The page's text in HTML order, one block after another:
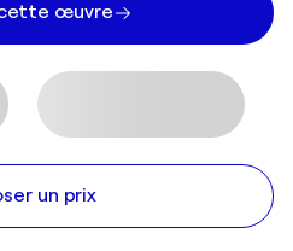
œuvre
un prix